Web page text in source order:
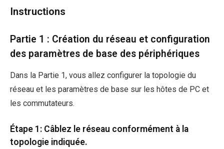
Instructions
Partie 1 : Création du réseau et configuration
des paramètres de base des périphériques
Dans la Partie 1, vous allez configurer la topologie du
réseau et les paramètres de base sur les hôtes de PC et
les commutateurs.
Étape 1: Câblez le réseau conformément à la
topologie indiquée.